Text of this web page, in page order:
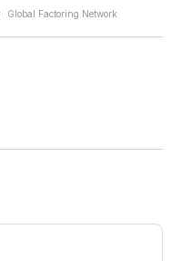
Global Factoring Network